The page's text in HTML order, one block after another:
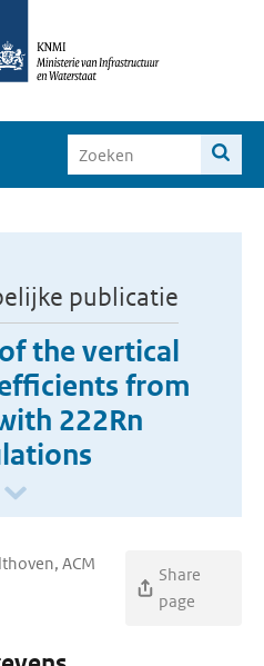
publicatie
the vertical
from
222Rn
ACM
Share
page